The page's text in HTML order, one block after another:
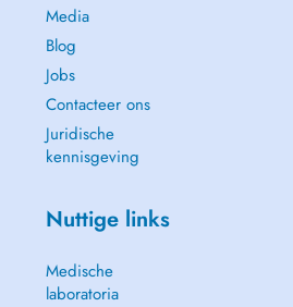
Media
Blog
Jobs
Contacteer ons
Juridische
kennisgeving
Nuttige links
Medische
laboratoria